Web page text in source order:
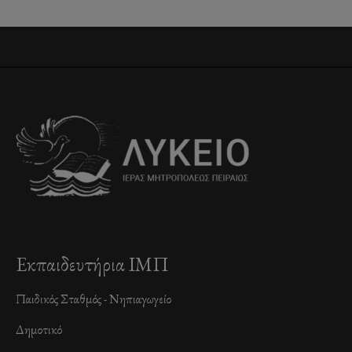
Εκπαιδευτήρια ΙΜΠ
Παιδικός Σταθμός - Νηπιαγωγείο
Δημοτικό